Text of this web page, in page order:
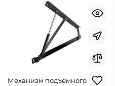
Механизм подъемного